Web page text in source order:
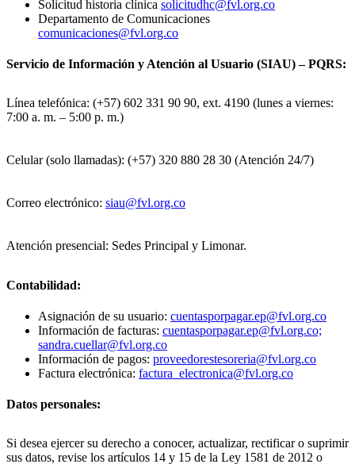
Solicitud historia clínica solicitudhc@fvl.org.co
Departamento de Comunicaciones
comunicaciones@fvl.org.co
Servicio de Información y Atención al Usuario (SIAU) – PQRS:
Línea telefónica: (+57) 602 331 90 90, ext. 4190 (lunes a viernes:
7:00 a. m. – 5:00 p. m.)
Celular (solo llamadas): (+57) 320 880 28 30 (Atención 24/7)
Correo electrónico: siau@fvl.org.co
Atención presencial: Sedes Principal y Limonar.
Contabilidad:
Asignación de su usuario: cuentasporpagar.ep@fvl.org.co
Información de facturas: cuentasporpagar.ep@fvl.org.co;
sandra.cuellar@fvl.org.co
Información de pagos: proveedorestesoreria@fvl.org.co
Factura electrónica: factura_electronica@fvl.org.co
Datos personales:
Si desea ejercer su derecho a conocer, actualizar, rectificar o suprimir
sus datos, revise los artículos 14 y 15 de la Ley 1581 de 2012 o